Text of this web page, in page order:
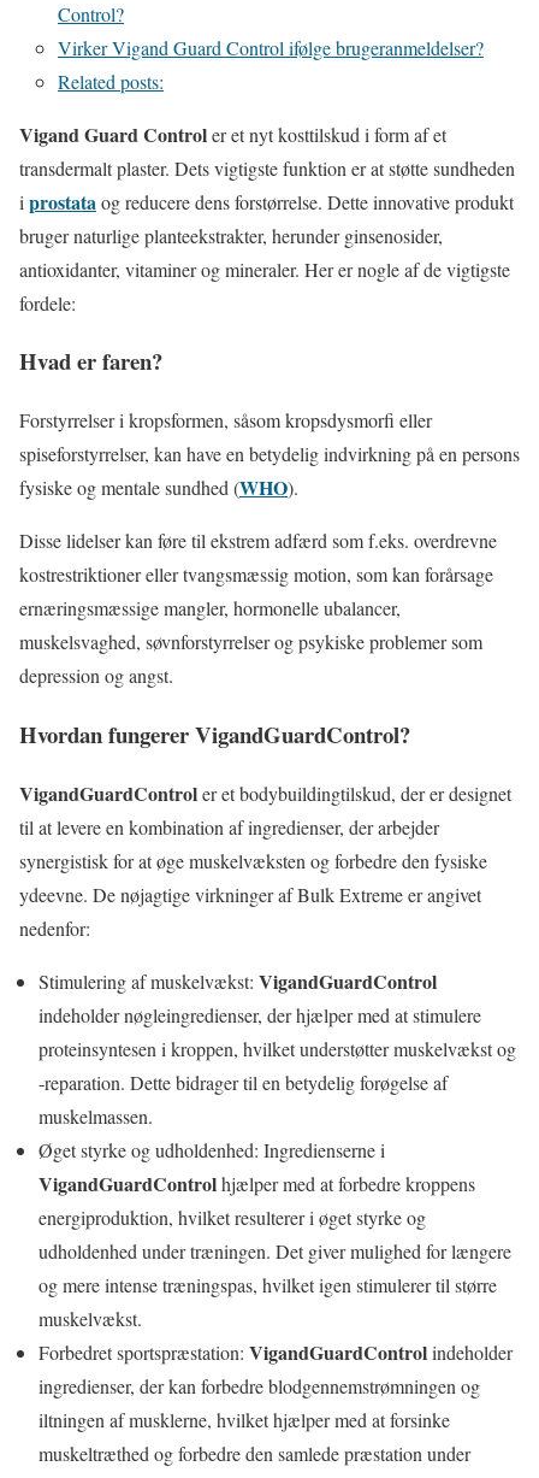
Control?
Virker Vigand Guard Control ifølge brugeranmeldelser?
Related posts:
Vigand Guard Controler et nyt kosttilskud i form af et
transdermalt plaster. Dets vigtigste funktion er at støtte sundheden
i prostataog reducere dens forstørrelse. Dette innovative produkt
bruger naturlige planteekstrakter, herunder ginsenosider,
antioxidanter, vitaminer og mineraler. Her er nogle af de vigtigste
fordele:
Hvad er faren?
Forstyrrelser i kropsformen, såsom kropsdysmorfi eller
spiseforstyrrelser, kan have en betydelig indvirkning på en persons
fysiske og mentale sundhed (WHO).
Disse lidelser kan føre til ekstrem adfærd som f.eks. overdrevne
kostrestriktioner eller tvangsmæssig motion, som kan forårsage
ernæringsmæssige mangler, hormonelle ubalancer,
muskelsvaghed, søvnforstyrrelser og psykiske problemer som
depression og angst.
Hvordan fungererVigandGuardControl?
VigandGuardControler et bodybuildingtilskud, der er designet
til at levere en kombination af ingredienser, der arbejder
synergistisk for at øge muskelvæksten og forbedre den fysiske
ydeevne. De nøjagtige virkninger af Bulk Extreme er angivet
nedenfor:
Stimulering af muskelvækst: VigandGuardControl
indeholder nøgleingredienser, der hjælper med at stimulere
proteinsyntesen i kroppen, hvilket understøtter muskelvækst og
-reparation. Dette bidrager til en betydelig forøgelse af
muskelmassen.
Øget styrke og udholdenhed: Ingredienserne i
VigandGuardControlhjælper med at forbedre kroppens
energiproduktion, hvilket resulterer i øget styrke og
udholdenhed under træningen. Det giver mulighed for længere
og mere intense træningspas, hvilket igen stimulerer til større
muskelvækst.
Forbedret sportspræstation: VigandGuardControlindeholder
ingredienser, der kan forbedre blodgennemstrømningen og
iltningen af musklerne, hvilket hjælper med at forsinke
muskeltræthed og forbedre den samlede præstation under